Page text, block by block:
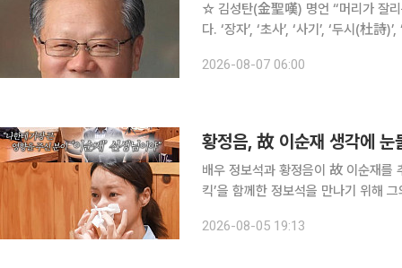
☆ 김성탄(金聖嘆) 명언 “머리가 잘리는 건 아플 뿐이고.” 중국 명말(明末) 청초(淸初) 문예비평가
다. ‘장자’, ‘초사’, ‘사기’, ‘두시(杜
특했다. 탐관오리의 비리를 고발하는
2026-08-07 06:00
황정음, 故 이순재 생각에
배우 정보석과 황정음이 故 이순재를 추억했다. 5일 유튜브 채널 ‘황정음’에
킥’을 함께한 정보석을 만나기 위해 그의 자
은 에너지를 얻으니까 잘 살아가는 힘
2026-08-05 19:13